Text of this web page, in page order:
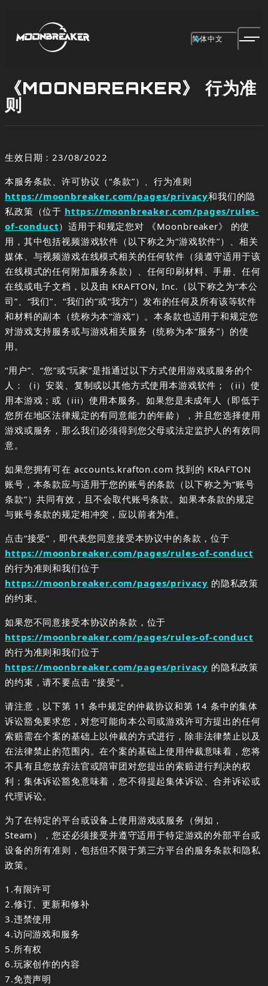
简体中文
《MOONBREAKER》 行为准
则
生效日期：23/08/2022
本服务条款、许可协议（“条款”）、行为准则
https://moonbreaker.com/pages/privacy和我们的隐
私政策（位于 https://moonbreaker.com/pages/rules-
of-conduct）适用于和规定您对 《Moonbreaker》 的使
用，其中包括视频游戏软件（以下称之为“游戏软件”）、相关
媒体、与视频游戏在线模式相关的任何软件（须遵守适用于该
在线模式的任何附加服务条款）、任何印刷材料、手册、任何
在线或电子文档，以及由 KRAFTON, Inc.（以下称之为“本公
司”、“我们”、“我们的”或“我方”）发布的任何及所有该等软件
和材料的副本（统称为本“游戏”）。本条款也适用于和规定您
对游戏支持服务或与游戏相关服务（统称为本“服务”）的使
用。
“用户”、“您”或“玩家”是指通过以下方式使用游戏或服务的个
人：（i）安装、复制或以其他方式使用本游戏软件；（ii）使
用本游戏；或（iii）使用本服务。如果您是未成年人（即低于
您所在地区法律规定的有同意能力的年龄），并且您选择使用
游戏或服务，那么我们必须得到您父母或法定监护人的有效同
意。
如果您拥有可在 accounts.krafton.com 找到的 KRAFTON
账号，本条款应与适用于您的账号的条款（以下称之为“账号
条款”）共同有效，且不会取代账号条款。如果本条款的规定
与账号条款的规定相冲突，应以前者为准。
点击“接受”，即代表您同意接受本协议中的条款，位于
https://moonbreaker.com/pages/rules-of-conduct
的行为准则和我们位于
https://moonbreaker.com/pages/privacy 的隐私政策
的约束。
如果您不同意接受本协议的条款，位于
https://moonbreaker.com/pages/rules-of-conduct
的行为准则和我们位于
https://moonbreaker.com/pages/privacy 的隐私政策
的约束，请不要点击 "接受"。
请注意，以下第 11 条中规定的仲裁协议和第 14 条中的集体
诉讼豁免要求您，对您可能向本公司或游戏许可方提出的任何
索赔需在个案的基础上以仲裁的方式进行，除非法律禁止以及
在法律禁止的范围内。在个案的基础上使用仲裁意味着，您将
不具有且您放弃法官或陪审团对您提出的索赔进行判决的权
利；集体诉讼豁免意味着，您不得提起集体诉讼、合并诉讼或
代理诉讼。
为了在特定的平台或设备上使用游戏或服务（例如，
Steam），您还必须接受并遵守适用于特定游戏的外部平台或
设备的所有准则，包括但不限于第三方平台的服务条款和隐私
政策。
1.有限许可
2.修订、更新和修补
3.违禁使用
4.访问游戏和服务
5.所有权
6.玩家创作的内容
7.免责声明